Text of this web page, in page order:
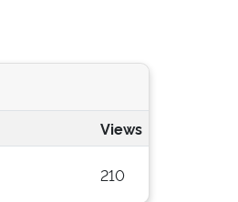
Views
210